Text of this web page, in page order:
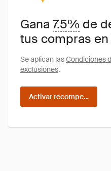
Gana7.5% de
tus compras
Se aplican lasCondiciones
exclusiones.
Activar recompensas